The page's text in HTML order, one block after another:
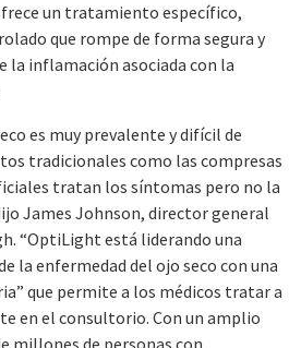
un tratamiento específico,
que rompe de forma segura y
la inflamación asociada con la
es muy prevalente y difícil de
tradicionales como las compresas
tratan los síntomas pero no la
James Johnson, director general
“OptiLight está liderando una
la enfermedad del ojo seco con una
que permite a los médicos tratar a
en el consultorio. Con un amplio